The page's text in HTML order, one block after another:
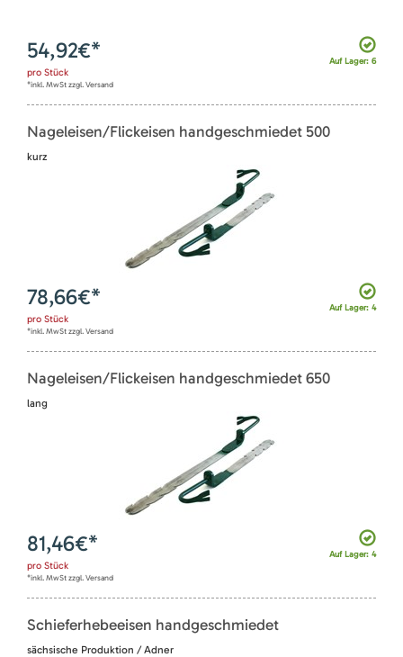
Auf Lager: 6
54,92€*
pro Stück
*inkl. MwSt zzgl. Versand
Nageleisen/Flickeisen handgeschmiedet 500
kurz
Auf Lager: 4
78,66€*
pro Stück
*inkl. MwSt zzgl. Versand
Nageleisen/Flickeisen handgeschmiedet 650
lang
Auf Lager: 4
81,46€*
pro Stück
*inkl. MwSt zzgl. Versand
Schieferhebeeisen handgeschmiedet
sächsische Produktion / Adner